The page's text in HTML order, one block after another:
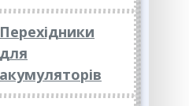
Перехідники
для
акумуляторів